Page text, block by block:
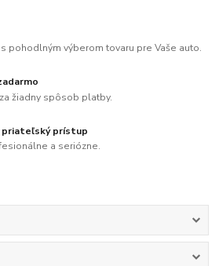
pohodlným výberom tovaru pre Vaše auto.
žiadny spôsob platby.
priateľský prístup
a seriózne.